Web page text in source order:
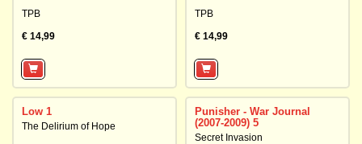
TPB
€ 14,99
TPB
€ 14,99
Low 1
The Delirium of Hope
Punisher - War Journal
(2007-2009) 5
Secret Invasion